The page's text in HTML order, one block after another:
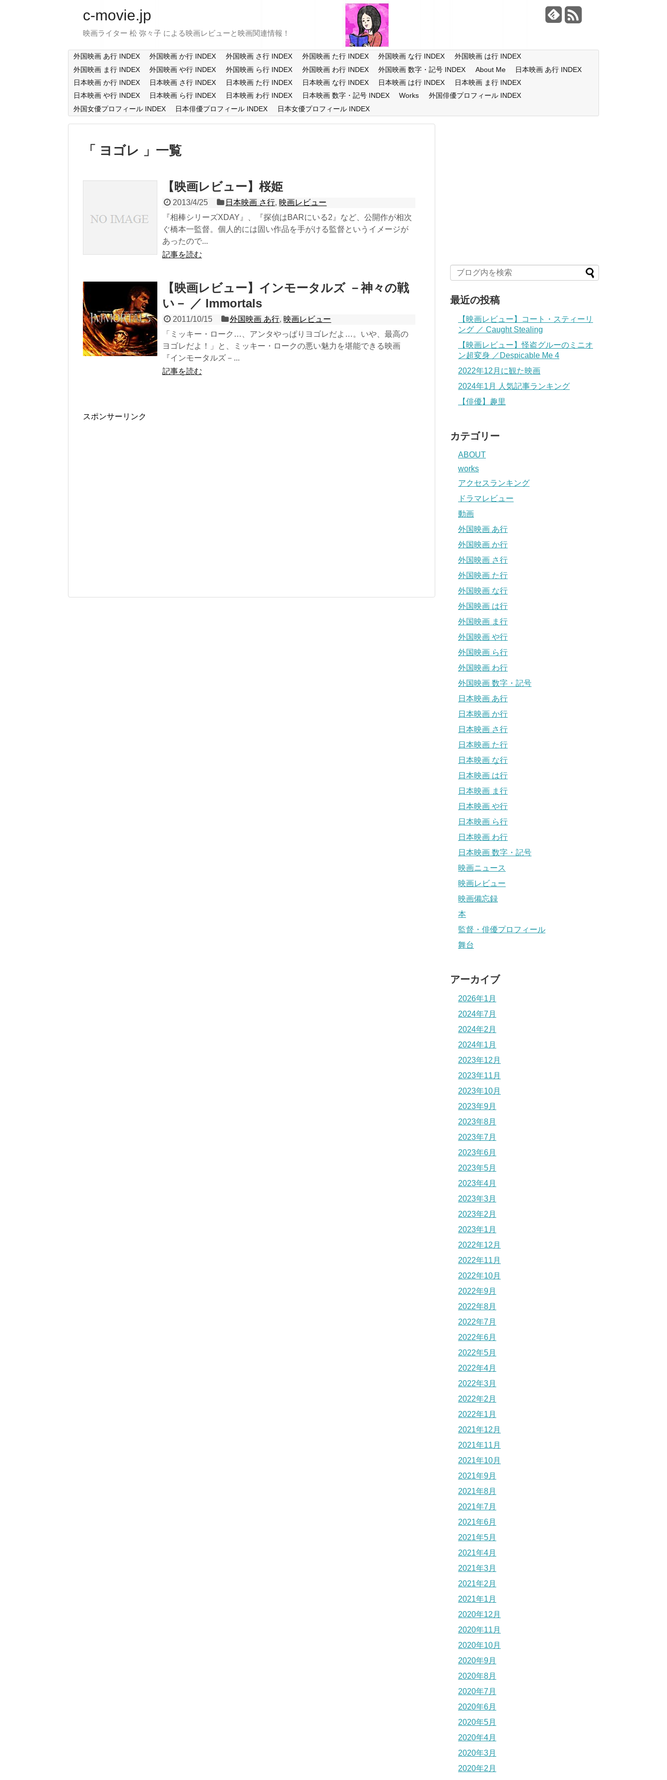
c-movie.jp
映画ライター 松 弥々子 による映画レビューと映画関連情報！
外国映画 あ行 INDEX 外国映画 か行 INDEX 外国映画 さ行 INDEX 外国映画 た行 INDEX 外国映画 な行 INDEX
外国映画 は行 INDEX
外国映画 ま行 INDEX
外国映画 や行 INDEX 外国映画 ら行 INDEX 外国映画 わ行 INDEX 外国映画 数字・記号 INDEX About Me
日本映画 あ行 INDEX
日本映画 か行 INDEX
日本映画 さ行 INDEX 日本映画 た行 INDEX 日本映画 な行 INDEX 日本映画 は行 INDEX
日本映画 ま行 INDEX
日本映画 や行 INDEX
日本映画 ら行 INDEX 日本映画 わ行 INDEX 日本映画 数字・記号 INDEX Works
外国俳優プロフィール INDEX
外国女優プロフィール INDEX
日本俳優プロフィール INDEX 日本女優プロフィール INDEX
ヨゴレ 一覧
【映画レビュー】桜姫
2013/4/25 日本映画 さ行, 映画レビュー
『相棒シリーズXDAY』、『探偵はBARにいる2』など、公開作が相次
ぐ橋本一監督。個人的には固い作品を手がける監督というイメージが
あったので...
記事を読む
【映画レビュー】インモータルズ －神々の戦
い－ ／ Immortals
2011/10/15 外国映画 あ行, 映画レビュー
「ミッキー・ローク…、アンタやっぱりヨゴレだよ…。いや、最高の
ヨゴレだよ！」と、ミッキー・ロークの悪い魅力を堪能できる映画
『インモータルズ－...
記事を読む
スポンサーリンク
最近の投稿
【映画レビュー】コート・スティーリ
ング ／ Caught Stealing
【映画レビュー】怪盗グルーのミニオ
ン超変身 ／Despicable Me 4
2022年12月に観た映画
2024年1月 人気記事ランキング
【俳優】趣里
カテゴリー
ABOUT
works
アクセスランキング
ドラマレビュー
動画
外国映画 あ行
外国映画 か行
外国映画 さ行
外国映画 た行
外国映画 な行
外国映画 は行
外国映画 ま行
外国映画 や行
外国映画 ら行
外国映画 わ行
外国映画 数字・記号
日本映画 あ行
日本映画 か行
日本映画 さ行
日本映画 た行
日本映画 な行
日本映画 は行
日本映画 ま行
日本映画 や行
日本映画 ら行
日本映画 わ行
日本映画 数字・記号
映画ニュース
映画レビュー
映画備忘録
本
監督・俳優プロフィール
舞台
アーカイブ
2026年1月
2024年7月
2024年2月
2024年1月
2023年12月
2023年11月
2023年10月
2023年9月
2023年8月
2023年7月
2023年6月
2023年5月
2023年4月
2023年3月
2023年2月
2023年1月
2022年12月
2022年11月
2022年10月
2022年9月
2022年8月
2022年7月
2022年6月
2022年5月
2022年4月
2022年3月
2022年2月
2022年1月
2021年12月
2021年11月
2021年10月
2021年9月
2021年8月
2021年7月
2021年6月
2021年5月
2021年4月
2021年3月
2021年2月
2021年1月
2020年12月
2020年11月
2020年10月
2020年9月
2020年8月
2020年7月
2020年6月
2020年5月
2020年4月
2020年3月
2020年2月